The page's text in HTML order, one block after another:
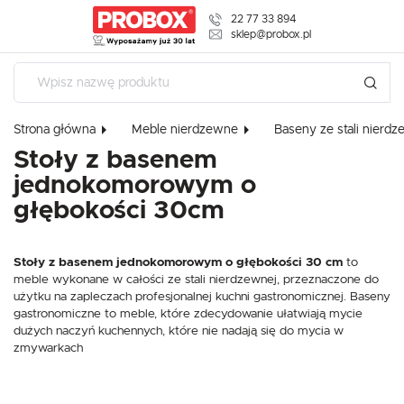
22 77 33 894
sklep@probox.pl
Strona główna Meble nierdzewne Baseny ze stali
Stoły z basenem
jednokomorowym o
głębokości 30cm
Stoły z basenem jednokomorowym o głębokości 30 cm to
meble wykonane w całości ze stali nierdzewnej, przeznaczone do
użytku na zapleczach profesjonalnej kuchni gastronomicznej. Baseny
gastronomiczne to meble, które zdecydowanie ułatwiają mycie
dużych naczyń kuchennych, które nie nadają się do mycia w
zmywarkach
USTAWIENIA
Szanujemy Twoją prywatność. Możesz zmienić ustawienia
dowolnym momencie możesz dokonać zmiany swoich ustawień.
Niezbędne
USTAWIENIA REGIONALNE
Lokalizacja
Polska
polski
Waluta
Polski złoty (PLN)